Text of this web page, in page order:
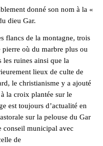
donné son nom à la «
dieu Gar.
flancs de la montagne, trois
où du marbre plus ou
les ruines ainsi que la
lieux de culte de
le christianisme y a ajouté
la croix plantée sur le
est toujours d’actualité en
sur la pelouse du Gar
conseil municipal avec
de